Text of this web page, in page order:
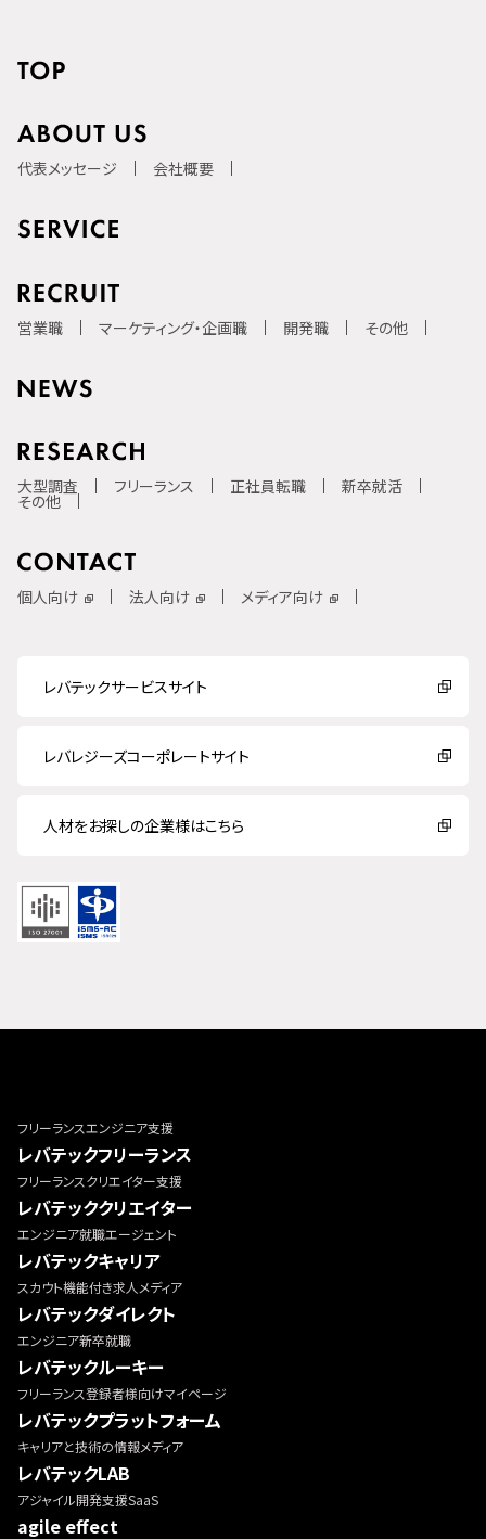
代表メッセージ 会社概要
営業職 マーケティング・企画職 開発職 その他
大型調査 フリーランス 正社員転職 新卒就活
その他
個人向け 法人向け メディア向け
レバテックサービスサイト
レバレジーズコーポレートサイト
人材をお探しの企業様はこちら
フリーランスエンジニア支援
レバテックフリーランス
フリーランスクリエイター支援
レバテッククリエイター
エンジニア就職エージェント
レバテックキャリア
スカウト機能付き求人メディア
レバテックダイレクト
エンジニア新卒就職
レバテックルーキー
フリーランス登録者様向けマイページ
レバテックプラットフォーム
キャリアと技術の情報メディア
レバテックLAB
アジャイル開発支援SaaS
agile effect